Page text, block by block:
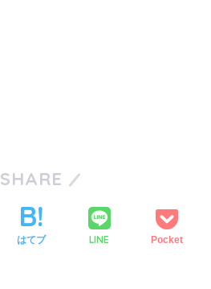
SHARE
はてブ LINE Pocket